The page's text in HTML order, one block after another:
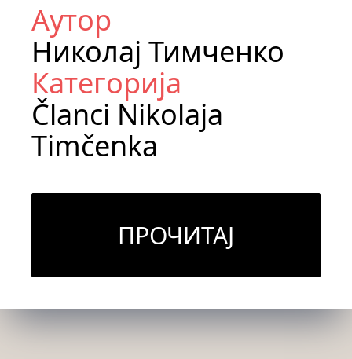
Аутор
Николај Тимченко
Категорија
Članci Nikolaja
Timčenka
ПРОЧИТАЈ